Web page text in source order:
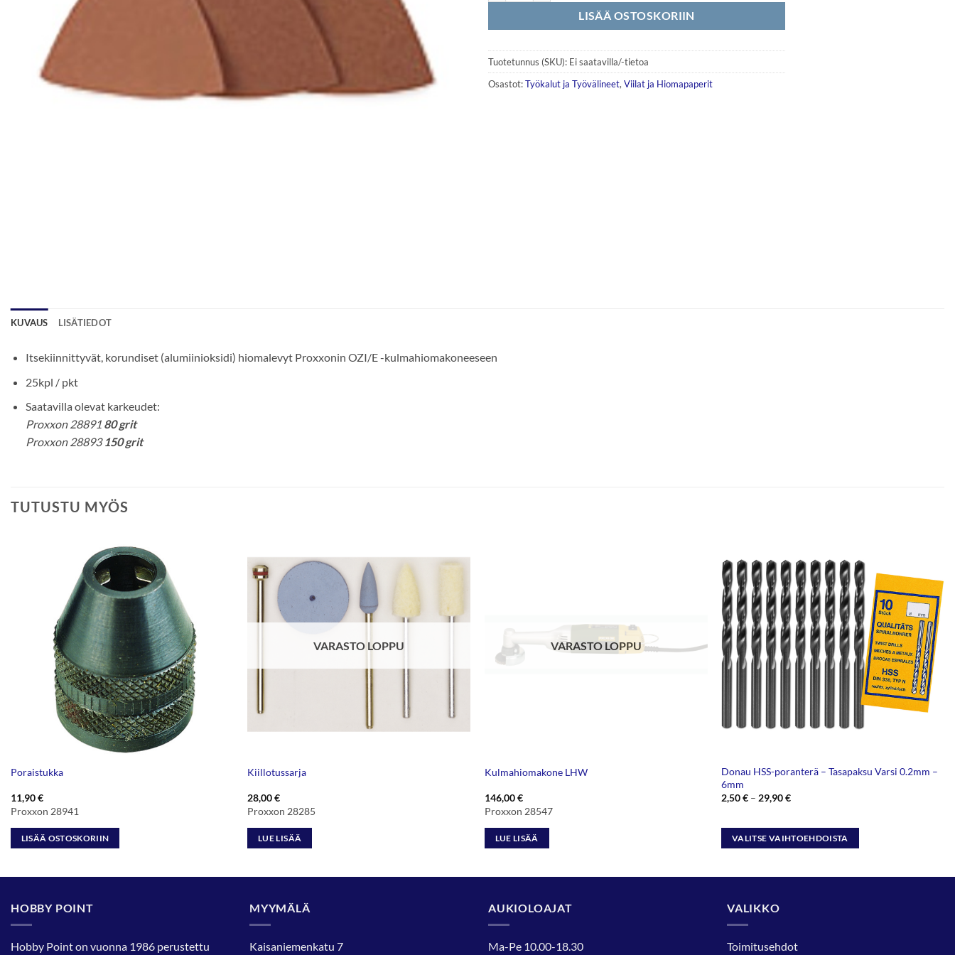
LISÄÄ OSTOSKORIIN
Tuotetunnus (SKU): Ei saatavilla/-tietoa
Osastot:Työkalut ja Työvälineet, Viilat ja Hiomapaperit
KUVAUS LISÄTIEDOT
Itsekiinnittyvät, korundiset (alumiinioksidi) hiomalevyt Proxxonin OZI/E -kulmahiomakoneeseen
25kpl / pkt
Saatavilla olevat karkeudet:
Proxxon 28891 80 grit
Proxxon 28893150 grit
TUTUSTU MYÖS
Poraistukka
11,90€
Proxxon 28941
LISÄÄ OSTOSKORIIN
VARASTO LOPPU
Kiillotussarja
28,00€
Proxxon 28285
LUE LISÄÄ
VARASTO LOPPU
Kulmahiomakone LHW
146,00€
Proxxon 28547
LUE LISÄÄ
Donau HSS-poranterä – Tasapaksu Varsi 0.2mm –
6mm
2,50€ – 29,90€Hintaluokka:
29,90 €
VALITSE VAIHTOEHDOISTA
useampi
muunnelma.
HOBBY POINT
Hobby Point on vuonna 1986 perustettu
MYYMÄLÄ
Kaisaniemenkatu 7
AUKIOLOAJAT
Ma-Pe 10.00-18.30
VALIKKO
Toimitusehdot